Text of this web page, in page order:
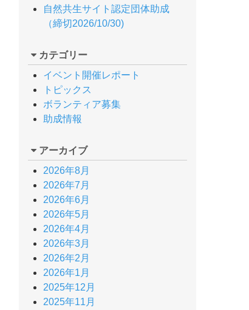
自然共生サイト認定団体助成
（締切2026/10/30)
カテゴリー
イベント開催レポート
トピックス
ボランティア募集
助成情報
アーカイブ
2026年8月
2026年7月
2026年6月
2026年5月
2026年4月
2026年3月
2026年2月
2026年1月
2025年12月
2025年11月